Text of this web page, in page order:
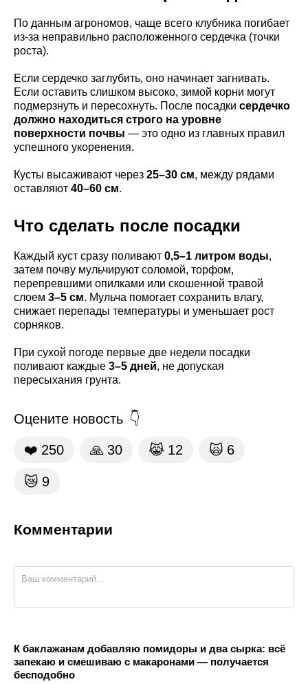
По данным агрономов, чаще всего клубника погибает
из-за неправильно расположенного сердечка (точки
роста).
Если сердечко заглубить, оно начинает загнивать.
Если оставить слишком высоко, зимой корни могут
подмерзнуть и пересохнуть. После посадки сердечко
должно находиться строго на уровне
поверхности почвы — это одно из главных правил
успешного укоренения.
Кусты высаживают через 25–30 см, между рядами
оставляют 40–60 см.
Что сделать после посадки
Каждый куст сразу поливают 0,5–1 литром воды,
затем почву мульчируют соломой, торфом,
перепревшими опилками или скошенной травой
слоем 3–5 см. Мульча помогает сохранить влагу,
снижает перепады температуры и уменьшает рост
сорняков.
При сухой погоде первые две недели посадки
поливают каждые 3–5 дней, не допуская
пересыхания грунта.
Оцените новость
❤️ 250 🙏 30 😹 12 🙀 6
😿 9
Комментарии
К баклажанам добавляю помидоры и два сырка: всё
запекаю и смешиваю с макаронами — получается
бесподобно